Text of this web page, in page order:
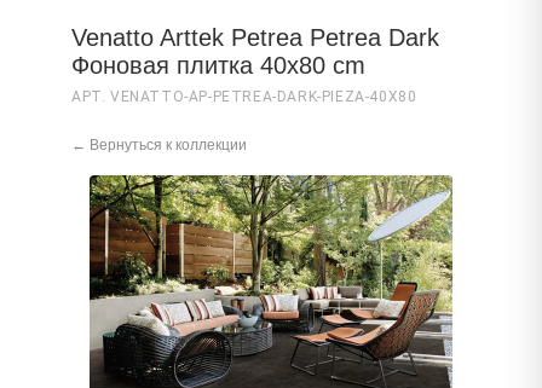
Venatto Arttek Petrea Petrea Dark
Фоновая плитка 40x80 cm
АРТ. VENATTO-AP-PETREA-DARK-PIEZA-40X80
← Вернуться к коллекции